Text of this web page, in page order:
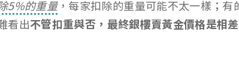
5%的重量，每家扣除的重量可能不太一樣；有
看出不管扣重與否，最終銀樓賣黃金價格是相